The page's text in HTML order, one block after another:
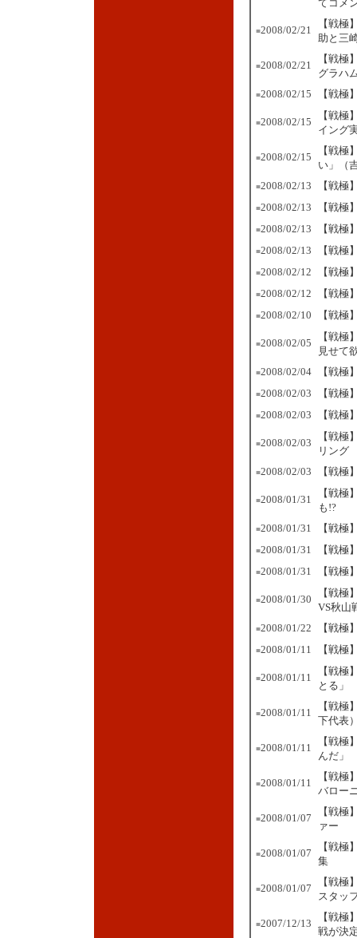
てコメ
■2008/02/21
【戦極
助と三
■2008/02/21
【戦極
グラハ
■2008/02/15 【戦極
■2008/02/15
【戦極
イング
■2008/02/15
【戦極
い」（
■2008/02/13 【戦極
■2008/02/13 【戦極
■2008/02/13 【戦極
■2008/02/13 【戦極
■2008/02/12 【戦極
■2008/02/12 【戦極
■2008/02/10 【戦極
■2008/02/05
【戦極
見せて
■2008/02/04 【戦極
■2008/02/03 【戦極
■2008/02/03 【戦極
■2008/02/03
【戦極
リング
■2008/02/03 【戦極
■2008/01/31
【戦極
も!?
■2008/01/31 【戦極
■2008/01/31 【戦極
■2008/01/31 【戦極
■2008/01/30
【戦極
VS秋山
■2008/01/22 【戦極
■2008/01/11 【戦極
■2008/01/11
【戦極
とる」
■2008/01/11
【戦極
下代表
■2008/01/11
【戦極
んだ」
■2008/01/11
【戦極
バロー
■2008/01/07
【戦極
ァー
■2008/01/07
【戦極
集
■2008/01/07
【戦極
スタッ
■2007/12/13
【戦極
戦が決